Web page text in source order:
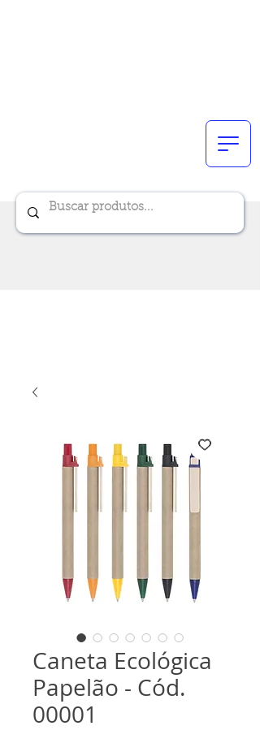
Caneta Ecológica
Papelão - Cód.
00001